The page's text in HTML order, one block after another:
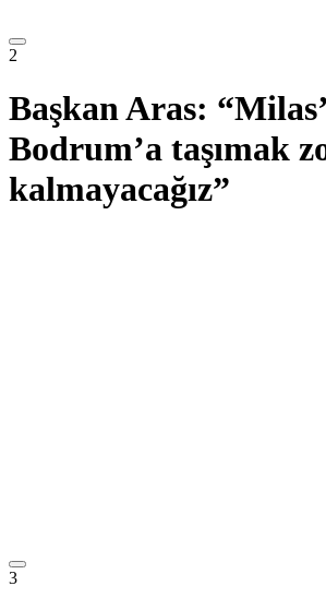
2
Başkan Aras:
Bodrum’a taşımak
kalmayacağız”
3